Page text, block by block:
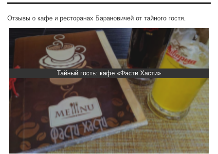
Отзывы о кафе и ресторанах Барановичей от тайного гостя.
Тайный гость: кафе «Фасти Хасти»